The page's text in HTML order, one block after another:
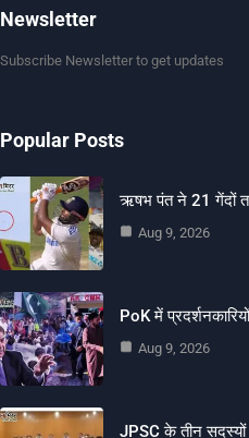
Newsletter
Subscribe Newsletter to get updates
Popular Posts
ऋषभ पंत ने 21 गेंदों
Aug 9, 2026
PoK में
Aug 9, 2026
JPSC के तीन